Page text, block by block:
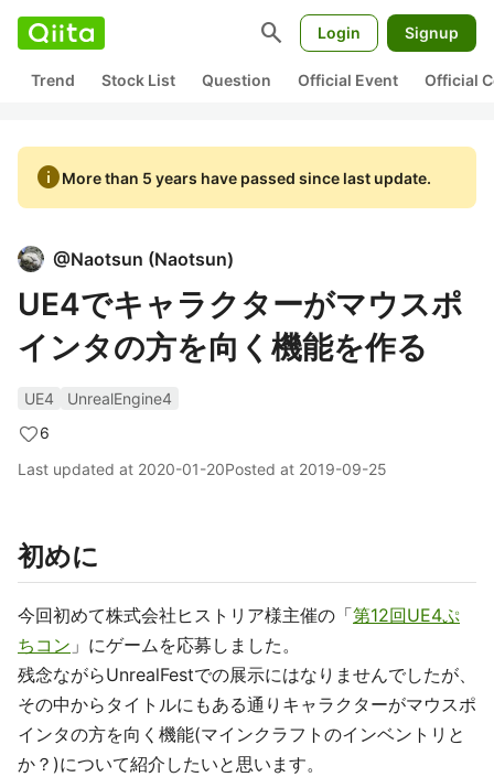
search Login Signup
Trend Stock List Question Official Event Official
infoMore than 5 years have passed since last update.
@Naotsun (Naotsun)
UE4でキャラクターがマウスポ
インタの方を向く機能を作る
UE4
UnrealEngine4
6
Last updated at 2020-01-20Posted at 2019-09-25
初めに
今回初めて株式会社ヒストリア様主催の「第12回UE4ぷ
ちコン 」にゲームを応募しました。
残念ながらUnrealFestでの展示にはなりませんでしたが、
その中からタイトルにもある通りキャラクターがマウスポ
インタの方を向く機能(マインクラフトのインベントリと
か？)について紹介したいと思います。